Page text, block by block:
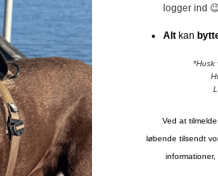
(1a330), DL-æblesyre (1a296).
logger ind
Alt kan
*Husk
Ved at
løbende tilsendt